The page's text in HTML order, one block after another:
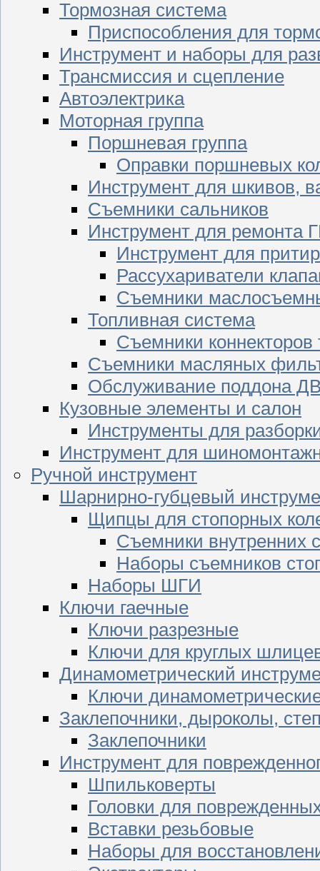
Тормозная система
Приспособления для
Инструмент и наборы для
Трансмиссия и сцепление
Автоэлектрика
Моторная группа
Поршневая группа
Оправки поршневых
Инструмент для шкивов,
Съемники сальников
Инструмент для ремонта
Инструмент для
Рассухариватели
Съемники
Топливная система
Съемники
Съемники масляных
Обслуживание поддона
Кузовные элементы и салон
Инструменты для
Инструмент для
Ручной инструмент
Шарнирно-губцевый
Щипцы для стопорных
Съемники внутренних
Наборы съемников
Наборы ШГИ
Ключи гаечные
Ключи разрезные
Ключи для круглых
Динамометрический
Ключи
Заклепочники, дыроколы,
Заклепочники
Инструмент для
Шпильковерты
Головки для
Вставки резьбовые
Наборы для